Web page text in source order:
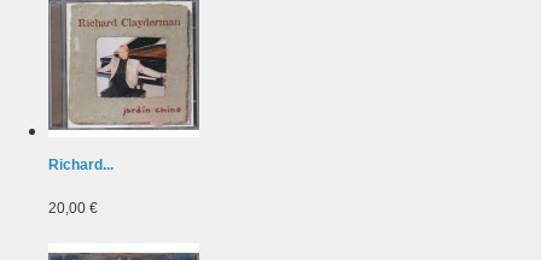
Richard...
20,00 €